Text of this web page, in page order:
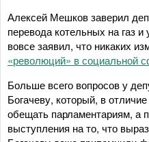
Алексей Мешков заверил
перевода котельных на газ
вовсе заявил, что никаких
«революций» в социальной
Больше всего вопросов у
Богачеву, который, в
обещать парламентариям, а
выступления на то, что